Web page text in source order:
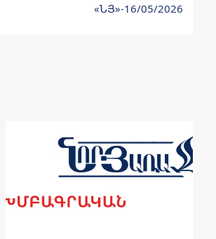
«ՆՅ»-16/05/2026